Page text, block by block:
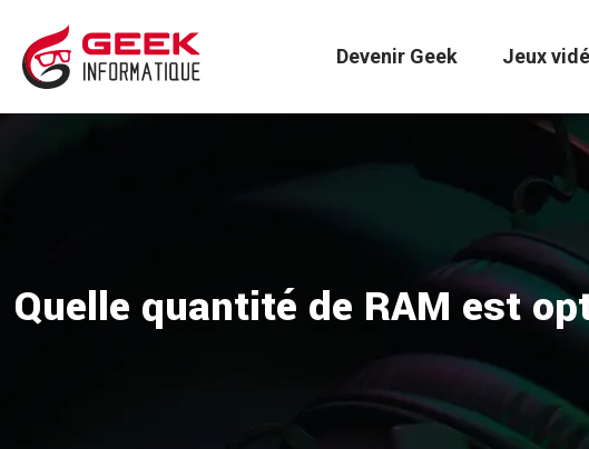
Devenir Geek Jeux
Quelle quantité de RAM est